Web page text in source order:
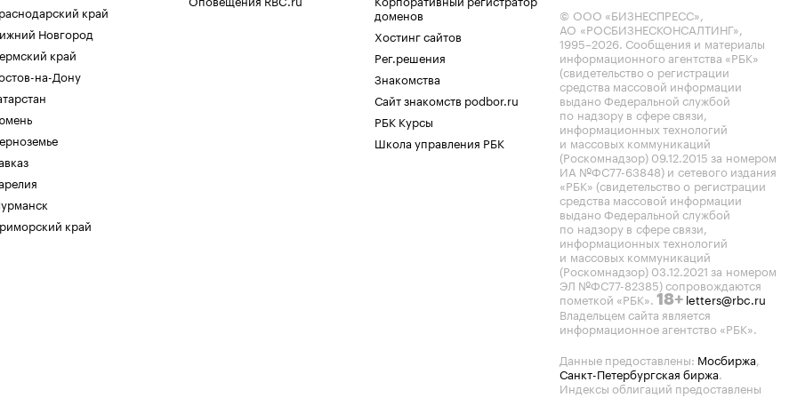
край
Новгород
край
на-Дону
край
доменов
Хостинг сайтов
Рег.решения
Знакомства
Сайт знакомств podbor.ru
РБК Курсы
Школа управления РБК
© ООО «БИЗНЕСПРЕСС»,
АО «РОСБИЗНЕСКОНСАЛТИНГ»,
1995–2026. Сообщения и материалы
информационного агентства «РБК»
(свидетельство о регистрации
средства массовой информации
выдано Федеральной службой
по надзору в сфере связи,
информационных технологий
и массовых коммуникаций
(Роскомнадзор) 09.12.2015 за номером
ИА №ФС77-63848) и сетевого издания
«РБК» (свидетельство о регистрации
средства массовой информации
выдано Федеральной службой
по надзору в сфере связи,
информационных технологий
и массовых коммуникаций
(Роскомнадзор) 03.12.2021 за номером
ЭЛ №ФС77-82385) сопровождаются
пометкой «РБК». 18+ letters@rbc.ru
Владельцем сайта является
информационное агентство «РБК».
Данные предоставлены: Мосбиржа,
Санкт-Петербургская биржа.
Индексы облигаций предоставлены